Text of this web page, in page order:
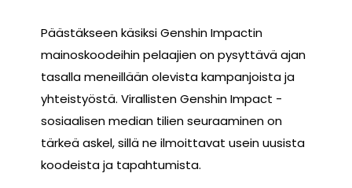
Päästäkseen käsiksi Genshin Impactin
mainoskoodeihin pelaajien on pysyttävä ajan
tasalla meneillään olevista kampanjoista ja
yhteistyöstä. Virallisten Genshin Impact -
sosiaalisen median tilien seuraaminen on
tärkeä askel, sillä ne ilmoittavat usein uusista
koodeista ja tapahtumista.